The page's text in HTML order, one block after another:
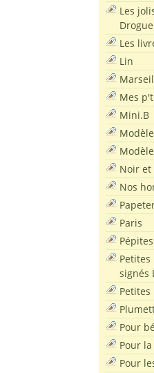
Les
Les
Lin
Mes
Mini.B
Noir et
Nos
Paris
Pépites
Petites
signés
Pour
Pour
Pour